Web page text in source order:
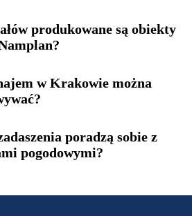
produkowane są obiekty
w Krakowie można
poradzą sobie z
pogodowymi?